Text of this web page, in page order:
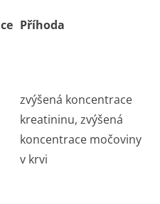
Příhoda
zvýšená koncentrace
kreatininu, zvýšená
koncentrace močoviny
v krvi